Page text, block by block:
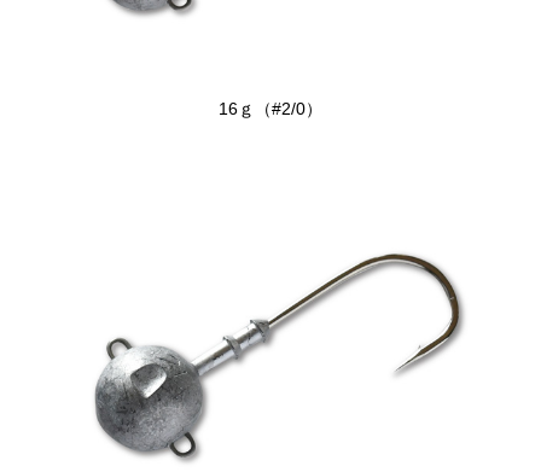
16ｇ（#2/0）